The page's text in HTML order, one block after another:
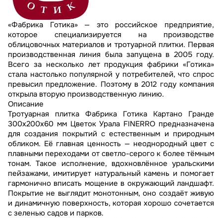
«Фабрика Готика» — это российское предприятие,
которое специализируется на производстве
облицовочных материалов и тротуарной плитки. Первая
производственная линия была запущена в 2005 году.
Всего за несколько лет продукция фабрики «Готика»
стала настолько популярной у потребителей, что спрос
превысил предложение. Поэтому в 2012 году компания
открыла вторую производственную линию.
Описание
Тротуарная плитка Фабрика Готика Картано Гранде
300х200х60 мм Цветок Урала FINERRO предназначена
для создания покрытий с естественным и природным
обликом. Её главная ценность — неоднородный цвет с
плавными переходами от светло-серого к более тёмным
тонам. Такое исполнение, вдохновлённое уральскими
пейзажами, имитирует натуральный камень и помогает
гармонично вписать мощение в окружающий ландшафт.
Покрытие не выглядит монотонным, оно создаёт живую
и динамичную поверхность, которая хорошо сочетается
с зеленью садов и парков.